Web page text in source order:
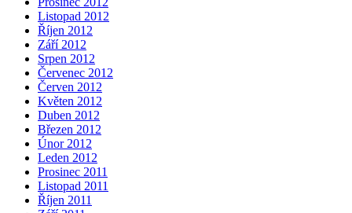
Listopad 2012
Říjen 2012
Září 2012
Srpen 2012
Červenec 2012
Červen 2012
Květen 2012
Duben 2012
Březen 2012
Únor 2012
Leden 2012
Prosinec 2011
Listopad 2011
Říjen 2011